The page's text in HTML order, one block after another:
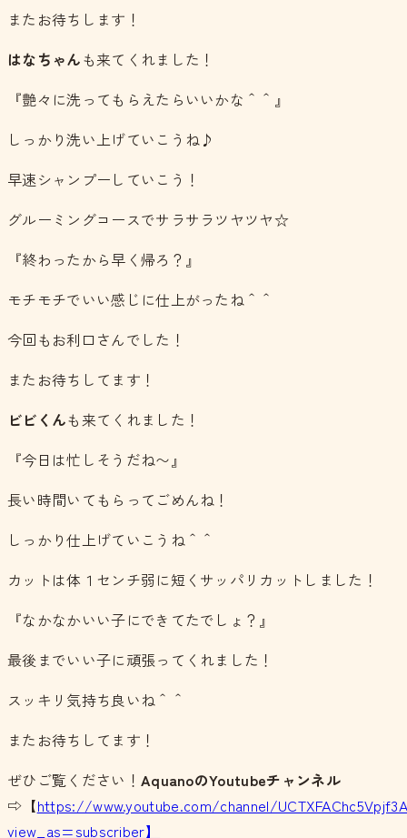
またお待ちします！
はなちゃんも来てくれました！
『艶々に洗ってもらえたらいいかな＾＾』
しっかり洗い上げていこうね♪
早速シャンプーしていこう！
グルーミングコースでサラサラツヤツヤ☆
『終わったから早く帰ろ？』
モチモチでいい感じに仕上がったね＾＾
今回もお利口さんでした！
またお待ちしてます！
ビビくんも来てくれました！
『今日は忙しそうだね〜』
長い時間いてもらってごめんね！
しっかり仕上げていこうね＾＾
カットは体１センチ弱に短くサッパリカットしました！
『なかなかいい子にできてたでしょ？』
最後までいい子に頑張ってくれました！
スッキリ気持ち良いね＾＾
またお待ちしてます！
ぜひご覧ください！ AquanoのYoutubeチャンネル
⇨【https://www.youtube.com/channel/
view_as=subscriber】